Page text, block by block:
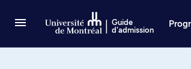
Guide
d'admission